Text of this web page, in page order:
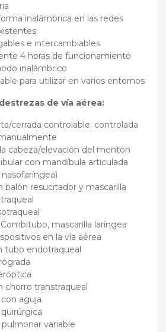
inalámbrica en las redes
e intercambiables
4 horas de funcionamiento
inalámbrico
para utilizar en varios entornos
de vía aérea:
cerrada controlable; controlada
cabeza/elevación del mentón
con mandíbula articulada
balón resucitador y mascarilla
mascarilla laríngea
en la vía aérea
tubo endotraqueal
chorro transtraqueal
aguja
variable